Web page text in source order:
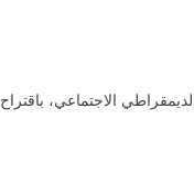
الاجتماعي، باقتراح